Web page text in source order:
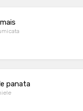
panata